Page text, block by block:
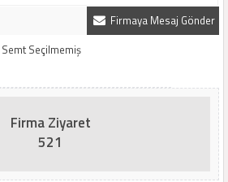
Firmaya Mesaj Gönder
Seçilmemiş
Firma Ziyaret
521